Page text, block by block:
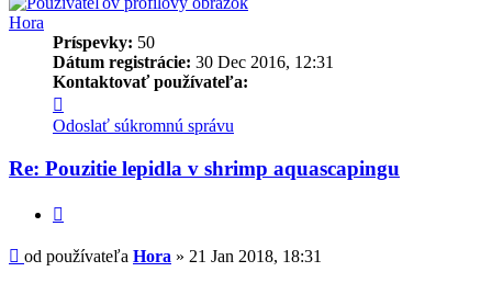
Hora
Príspevky: 50
Dátum registrácie: 30 Dec 2016, 12:31
Kontaktovať používateľa:
informácie
používateľa
Hora
Odoslať súkromnú správu
Re: Pouzitie lepidla v shrimp aquascapingu
Príspevok
od používateľa Hora » 21 Jan 2018, 18:31